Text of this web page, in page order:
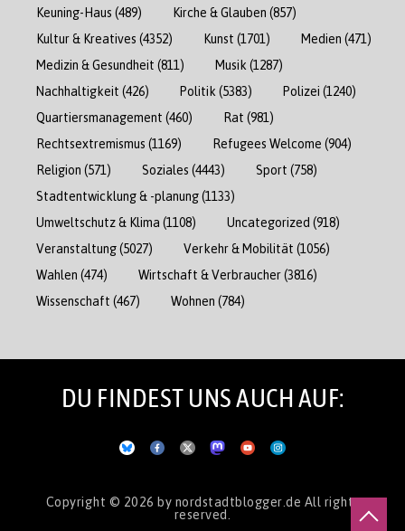
Keuning-Haus (489) Kirche & Glauben (857)
Kultur & Kreatives (4352) Kunst (1701) Medien (471)
Medizin & Gesundheit (811) Musik (1287)
Nachhaltigkeit (426) Politik (5383) Polizei (1240)
Quartiersmanagement (460) Rat (981)
Rechtsextremismus (1169) Refugees Welcome (904)
Religion (571) Soziales (4443) Sport (758)
Stadtentwicklung & -planung(1133)
Umweltschutz & Klima (1108) Uncategorized (918)
Veranstaltung(5027) Verkehr & Mobilität (1056)
Wahlen (474) Wirtschaft & Verbraucher(3816)
Wissenschaft (467) Wohnen (784)
DU FINDEST UNS AUCH AUF:
Copyright © 2026 by nordstadtblogger.de All rights
reserved.